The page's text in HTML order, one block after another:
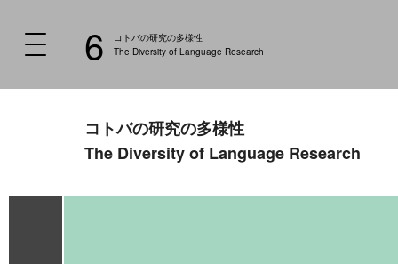
6
コトバの研究の多様性
The Diversity of Language Research
コトバの研究の多様性
The Diversity of Language Research